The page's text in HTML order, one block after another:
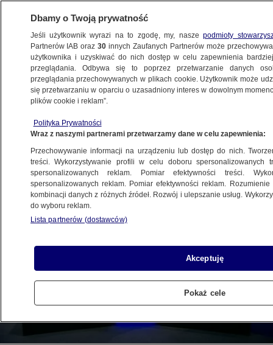
PROGRAMY
3.04.2018, 14:26
Udostępnij
Dbamy o Twoją prywatność
Jeśli użytkownik wyrazi na to zgodę, my, naszepodmioty
Partnerów IAB oraz30 innych Zaufanych Partnerów może
użytkownika i uzyskiwać do nich dostęp w celu zapewnienia
przeglądania. Odbywa się to poprzez przetwarzanie danych
przeglądania przechowywanych w plikach cookie. Użytkownik może
się przetwarzaniu w oparciu o uzasadniony interes w dowolnym
plików cookie i reklam”.
Polityka Prywatności
Wraz z naszymi partnerami przetwarzamy dane w celu zapewnienia:
Przechowywanie informacji na urządzeniu lub dostęp do nich.
treści. Wykorzystywanie profili w celu doboru spersonalizowanych
spersonalizowanych reklam. Pomiar efektywności treści.
spersonalizowanych reklam. Pomiar efektywności reklam.
kombinacji danych z różnych źródeł. Rozwój i ulepszanie usług.
do wyboru reklam.
Lista partnerów (dostawców)
Akceptuję
Pokaż cele